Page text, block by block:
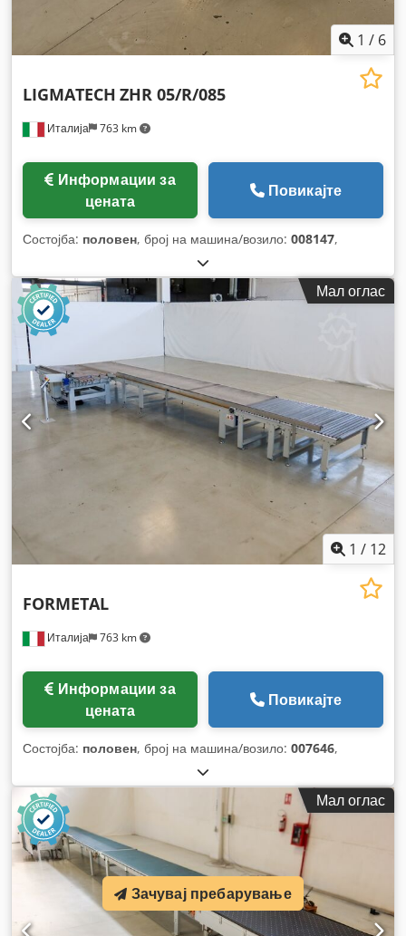
1 / 6
Италија 763 km
LIGMATECH ZHR 05/R/085
цената
Повикајте
Состојба: половен, број на машина/возило: 008147,
Мал оглас
1 / 12
Италија 763 km
FORMETAL
цената
Повикајте
Состојба: половен, број на машина/возило: 007646,
Мал оглас
Зачувај пребарување